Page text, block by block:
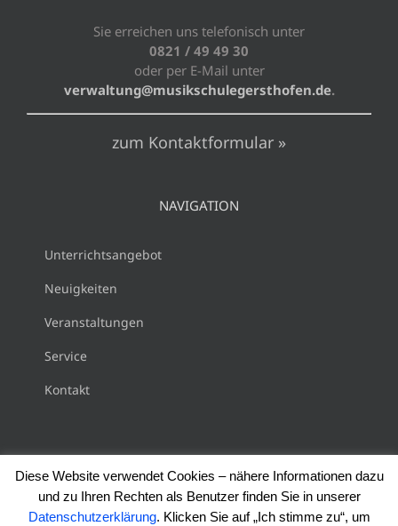
Sie erreichen uns telefonisch unter
0821 / 49 49 30
oder per E-Mail unter
verwaltung@musikschulegersthofen.de.
zum Kontaktformular »
NAVIGATION
Unterrichtsangebot
Neuigkeiten
Veranstaltungen
Service
Kontakt
Copyright 2018 Musikschule Gersthofen |Impressum|
Diese Website verwendet Cookies – nähere Informationen dazu
und zu Ihren Rechten als Benutzer finden Sie in unserer
Datenschutzerklärung. Klicken Sie auf „Ich stimme zu“, um